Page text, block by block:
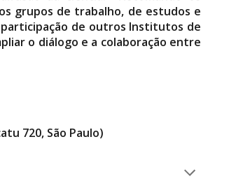
grupos de trabalho, de estudos e
participação de outros Institutos de
o diálogo e a colaboração entre
720, São Paulo)